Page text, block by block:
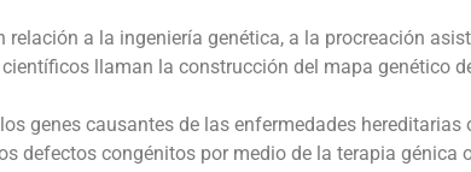
relación a la ingeniería genética, a la procreación
llaman la construcción del mapa genético
genes causantes de las enfermedades hereditarias
defectos congénitos por medio de la terapia génica